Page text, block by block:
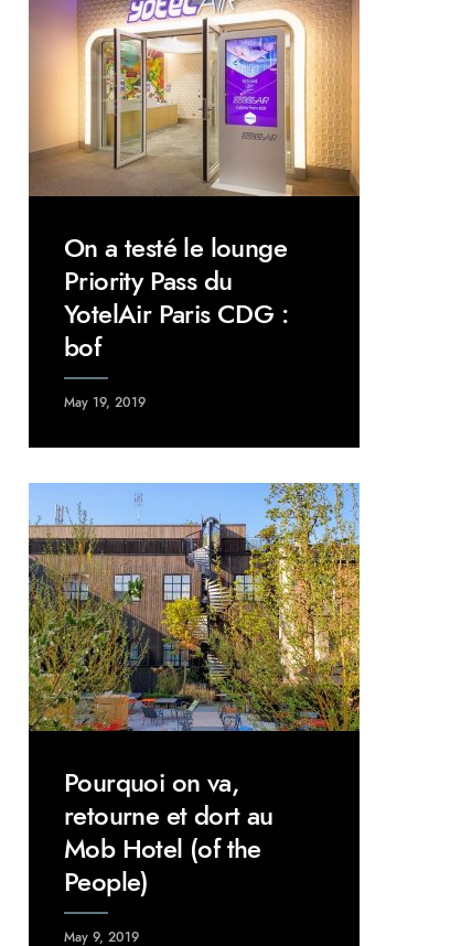
On a testé le lounge
Priority Pass du
YotelAir Paris CDG :
bof
May 19, 2019
Pourquoi on va,
retourne et dort au
Mob Hotel (of the
People)
May 9, 2019